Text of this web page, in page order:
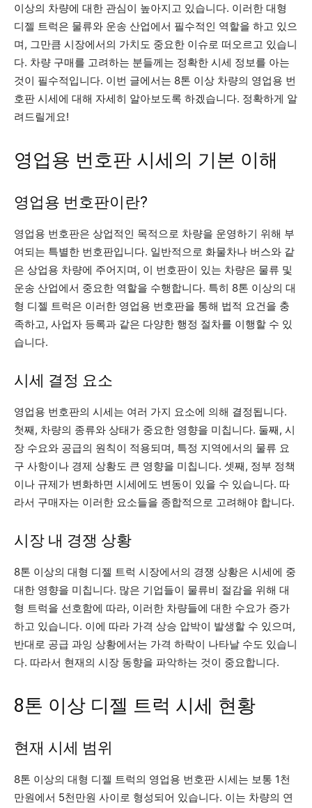
이상의 차량에 대한 관심이 높아지고 있습니다. 이러한 대형
디젤 트럭은 물류와 운송 산업에서 필수적인 역할을 하고 있으
며, 그만큼 시장에서의 가치도 중요한 이슈로 떠오르고 있습니
다. 차량 구매를 고려하는 분들께는 정확한 시세 정보를 아는
것이 필수적입니다. 이번 글에서는 8톤 이상 차량의 영업용 번
호판 시세에 대해 자세히 알아보도록 하겠습니다. 정확하게 알
려드릴게요!
영업용 번호판 시세의 기본 이해
영업용 번호판이란?
영업용 번호판은 상업적인 목적으로 차량을 운영하기 위해 부
여되는 특별한 번호판입니다. 일반적으로 화물차나 버스와 같
은 상업용 차량에 주어지며, 이 번호판이 있는 차량은 물류 및
운송 산업에서 중요한 역할을 수행합니다. 특히 8톤 이상의 대
형 디젤 트럭은 이러한 영업용 번호판을 통해 법적 요건을 충
족하고, 사업자 등록과 같은 다양한 행정 절차를 이행할 수 있
습니다.
시세 결정 요소
영업용 번호판의 시세는 여러 가지 요소에 의해 결정됩니다.
첫째, 차량의 종류와 상태가 중요한 영향을 미칩니다. 둘째, 시
장 수요와 공급의 원칙이 적용되며, 특정 지역에서의 물류 요
구 사항이나 경제 상황도 큰 영향을 미칩니다. 셋째, 정부 정책
이나 규제가 변화하면 시세에도 변동이 있을 수 있습니다. 따
라서 구매자는 이러한 요소들을 종합적으로 고려해야 합니다.
시장 내 경쟁 상황
8톤 이상의 대형 디젤 트럭 시장에서의 경쟁 상황은 시세에 중
대한 영향을 미칩니다. 많은 기업들이 물류비 절감을 위해 대
형 트럭을 선호함에 따라, 이러한 차량들에 대한 수요가 증가
하고 있습니다. 이에 따라 가격 상승 압박이 발생할 수 있으며,
반대로 공급 과잉 상황에서는 가격 하락이 나타날 수도 있습니
다. 따라서 현재의 시장 동향을 파악하는 것이 중요합니다.
8톤 이상 디젤 트럭 시세 현황
현재 시세 범위
8톤 이상의 대형 디젤 트럭의 영업용 번호판 시세는 보통 1천
만원에서 5천만원 사이로 형성되어 있습니다. 이는 차량의 연